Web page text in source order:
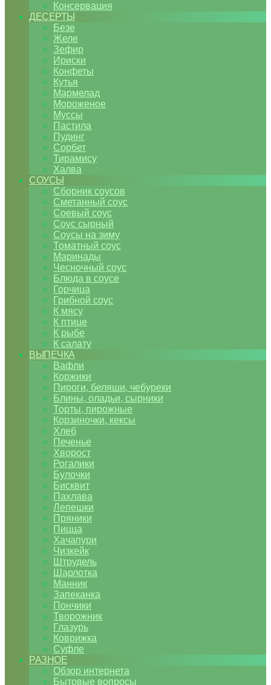
Консервация
ДЕСЕРТЫ
Безе
Желе
Зефир
Ириски
Конфеты
Кутья
Мармелад
Мороженое
Муссы
Пастила
Пудинг
Сорбет
Тирамису
Халва
СОУСЫ
Сборник соусов
Сметанный соус
Соевый соус
Соус сырный
Соусы на зиму
Томатный соус
Маринады
Чесночный соус
Блюда в соусе
Горчица
Грибной соус
К мясу
К птице
К рыбе
К салату
ВЫПЕЧКА
Вафли
Коржики
Пироги, беляши, чебуреки
Блины, оладьи, сырники
Торты, пирожные
Корзиночки, кексы
Хлеб
Печенье
Хворост
Рогалики
Булочки
Бисквит
Пахлава
Лепешки
Пряники
Пицца
Хачапури
Чизкейк
Штрудель
Шарлотка
Манник
Запеканка
Пончики
Творожник
Глазурь
Коврижка
Суфле
РАЗНОЕ
Обзор интернета
Бытовые вопросы